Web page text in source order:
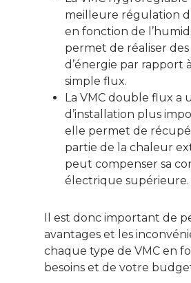
meilleure régulation
en fonction de
permet de réaliser
d’énergie par rapport
simple flux.
La VMC double flux a
d’installation plus
elle permet de
partie de la chaleur
peut compenser sa
électrique supérieure.
Il est donc important de
avantages et les
chaque type de VMC en
besoins et de votre